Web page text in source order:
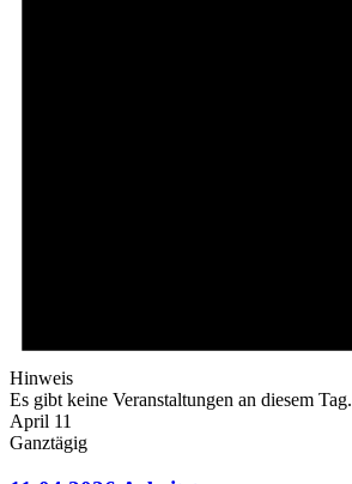
Hinweis
Es gibt keine Veranstaltungen an diesem Tag.
April 11
Ganztägig